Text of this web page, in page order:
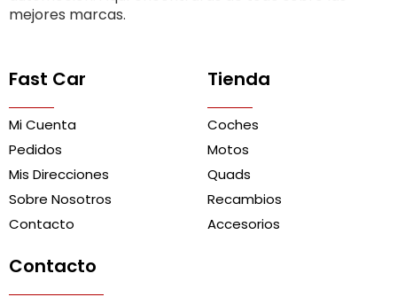
mejores marcas.
Fast Car
Mi Cuenta
Pedidos
Mis Direcciones
Sobre Nosotros
Contacto
Tienda
Coches
Motos
Quads
Recambios
Accesorios
Contacto